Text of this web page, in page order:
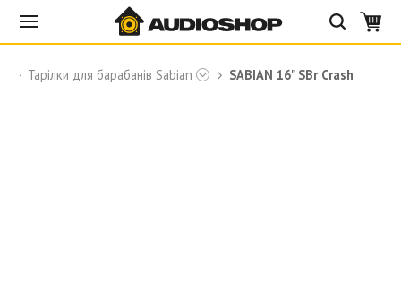
Тарілки для барабанів Sabian SABIAN 16" SBr Crash